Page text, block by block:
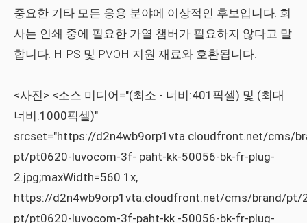
중요한 기타 모든 응용 분야에 이상적인 후보입니다. 회
사는 인쇄 중에 필요한 가열 챔버가 필요하지 않다고 말
합니다. HIPS 및 PVOH 지원 재료와 호환됩니다.
<사진> <소스 미디어="(최소 - 너비:401픽셀) 및 (최대
너비:1000픽셀)"
srcset="https://d2n4wb9orp1vta.cloudfront.net/cms/
pt/pt0620-luvocom-3f- paht-kk-50056-bk-fr-plug-
2.jpg;maxWidth=560 1x,
https://d2n4wb9orp1vta.cloudfront.net/cms/brand/pt/
pt/pt0620-luvocom-3f-paht-kk -50056-bk-fr-plug-